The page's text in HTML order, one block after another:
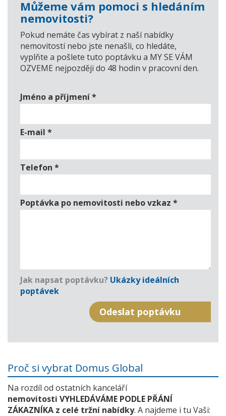
Můžeme vám pomoci s hledáním
nemovitosti?
Pokud nemáte čas vybírat z naší nabídky
nemovitostí nebo jste nenašli, co hledáte,
vyplňte a pošlete tuto poptávku a MY SE VÁM
OZVEME nejpozději do 48 hodin v pracovní den.
Jméno a příjmení*
E-mail *
Telefon *
Poptávka po nemovitosti nebo vzkaz *
Jak napsat poptávku? Ukázky ideálních
poptávek
Proč si vybrat Domus Global
Na rozdíl od ostatních kanceláří
nemovitosti VYHLEDÁVÁME PODLE PŘÁNÍ
ZÁKAZNÍKA z celé tržní nabídky. A najdeme i tu Vaši: